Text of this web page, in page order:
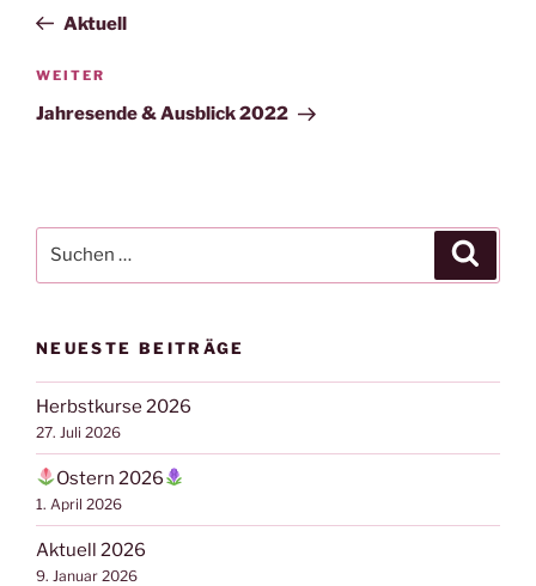
Beitrag
Aktuell
Nächster
Beitrag
WEITER
Jahresende & Ausblick 2022
nach:
NEUESTE BEITRÄGE
Herbstkurse 2026
27. Juli 2026
Ostern 2026
1. April 2026
Aktuell 2026
9. Januar 2026